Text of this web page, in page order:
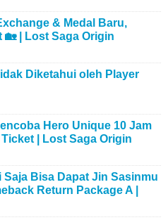
& Medal Baru,
🏡 | Lost Saga Origin
Diketahui oleh Player
Hero Unique 10 Jam
| Lost Saga Origin
Saja Bisa Dapat Jin Sasinmu
Return Package A |